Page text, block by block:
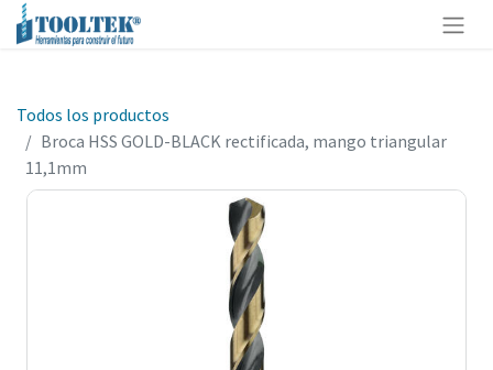
Todos los productos
Broca HSS GOLD-BLACK rectificada, mango triangular
11,1mm